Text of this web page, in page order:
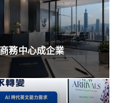
務中心成企業